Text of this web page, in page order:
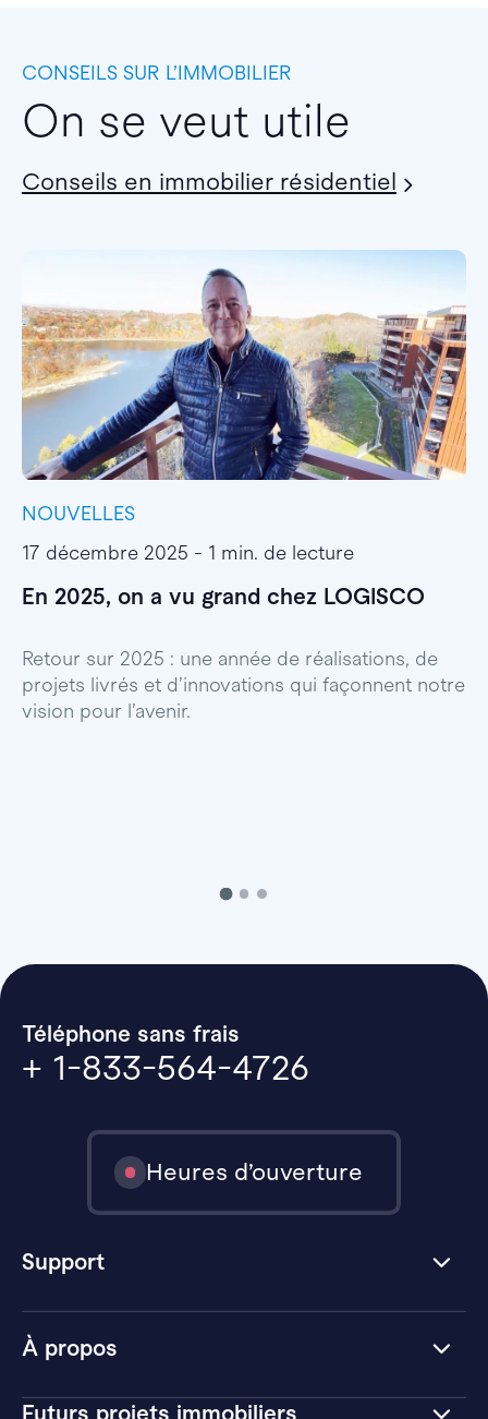
CONSEILS SUR L’IMMOBILIER
On se veut utile
Conseils en immobilier résidentiel
NOUVELLES
17 décembre 2025 - 1 min. de lecture
En 2025, on a vu grand chez LOGISCO
Retour sur 2025 : une année de réalisations, de
projets livrés et d’innovations qui façonnent notre
vision pour l’avenir.
À propos
Futurs projets immobiliers
Téléphone sans frais
+ 1-833-564-4726
Heures d’ouverture
Support